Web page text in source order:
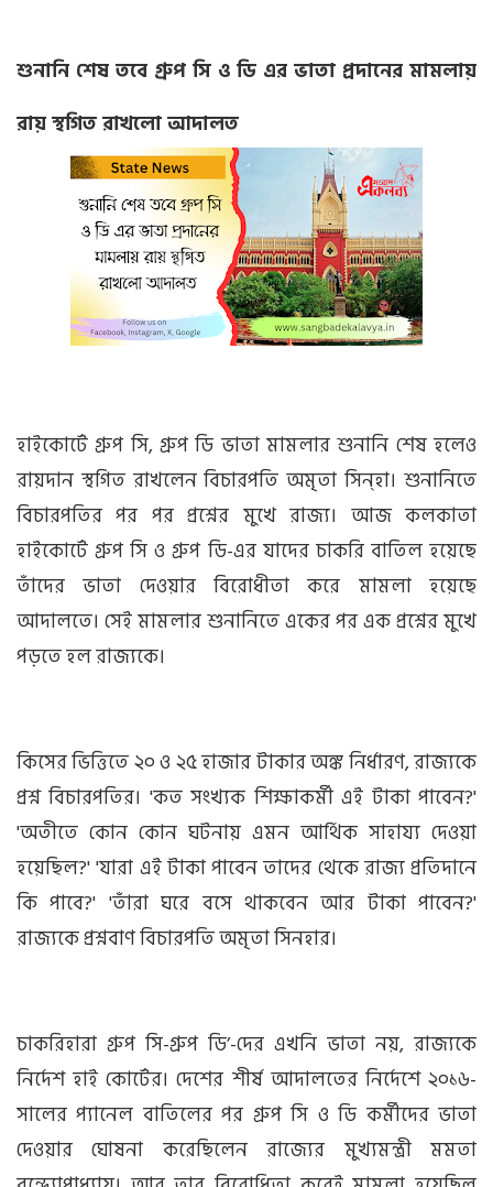
শুনানি শেষ তবে গ্রুপ সি ও ডি এর ভাতা প্রদানের মামলায়
রায় স্থগিত রাখলো আদালত
হাইকোর্টে গ্রুপ সি, গ্রুপ ডি ভাতা মামলার শুনানি শেষ হলেও
রায়দান স্থগিত রাখলেন বিচারপতি অমৃতা সিন্হা। শুনানিতে
বিচারপতির পর পর প্রশ্নের মুখে রাজ্য। আজ কলকাতা
হাইকোর্টে গ্রুপ সি ও গ্রুপ ডি-এর যাদের চাকরি বাতিল হয়েছে
তাঁদের ভাতা দেওয়ার বিরোধীতা করে মামলা হয়েছে
আদালতে। সেই মামলার শুনানিতে একের পর এক প্রশ্নের মুখে
পড়তে হল রাজ্যকে।
কিসের ভিত্তিতে ২০ ও ২৫ হাজার টাকার অঙ্ক নির্ধারণ, রাজ্যকে
প্রশ্ন বিচারপতির। 'কত সংখ্যক শিক্ষাকর্মী এই টাকা পাবেন?'
'অতীতে কোন কোন ঘটনায় এমন আর্থিক সাহায্য দেওয়া
হয়েছিল?' 'যারা এই টাকা পাবেন তাদের থেকে রাজ্য প্রতিদানে
কি পাবে?' 'তাঁরা ঘরে বসে থাকবেন আর টাকা পাবেন?'
রাজ্যকে প্রশ্নবাণ বিচারপতি অমৃতা সিনহার।
চাকরিহারা গ্রুপ সি-গ্রুপ ডি’-দের এখনি ভাতা নয়, রাজ্যকে
নির্দেশ হাই কোর্টের। দেশের শীর্ষ আদালতের নির্দেশে ২০১৬-
সালের প্যানেল বাতিলের পর গ্রুপ সি ও ডি কর্মীদের ভাতা
দেওয়ার ঘোষনা করেছিলেন রাজ্যের মুখ্যমন্ত্রী মমতা